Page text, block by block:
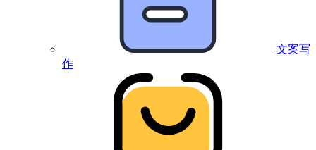
文案写
作